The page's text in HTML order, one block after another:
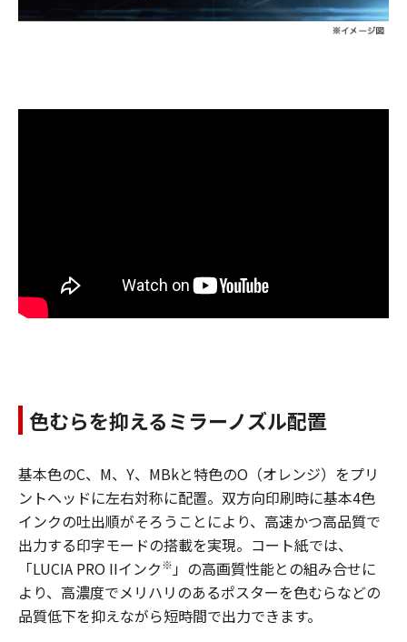
色むらを抑えるミラーノズル配置
基本色のC、M、Y、MBkと特色のO（オレンジ）をプリ
ントヘッドに左右対称に配置。双方向印刷時に基本4色
インクの吐出順がそろうことにより、高速かつ高品質で
出力する印字モードの搭載を実現。コート紙では、
「LUCIA PRO IIインク※」の高画質性能との組み合せに
より、高濃度でメリハリのあるポスターを色むらなどの
品質低下を抑えながら短時間で出力できます。